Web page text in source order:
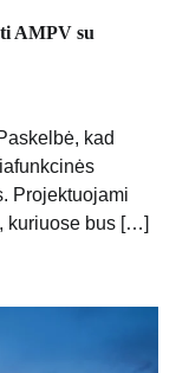
AMPV su
kad
Projektuojami
kuriuose bus […]